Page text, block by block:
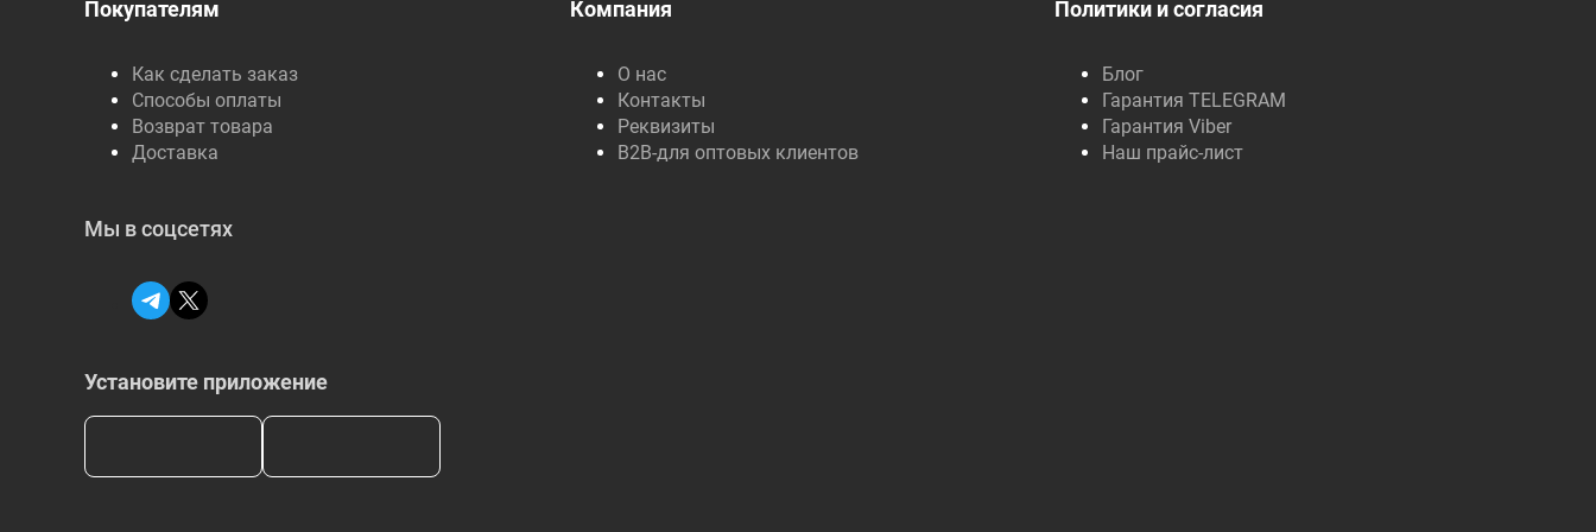
Покупателям
Как сделать заказ
Способы оплаты
Возврат товара
Доставка
Компания
О нас
Контакты
Реквизиты
B2B-для оптовых клиентов
Политики и согласия
Блог
Гарантия TELEGRAM
Гарантия Viber
Наш прайс-лист
Установите приложение
Мы в соцсетях